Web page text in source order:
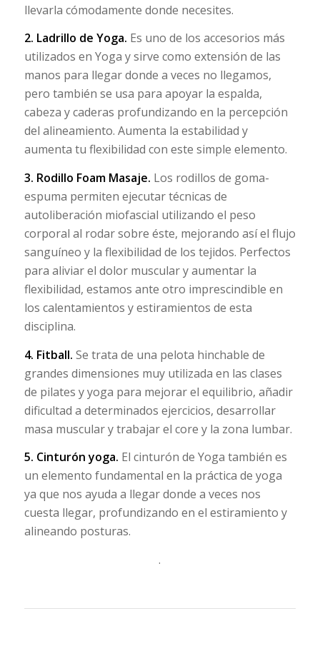
llevarla cómodamente donde necesites.
2. Ladrillo de Yoga. Es uno de los accesorios más
utilizados en Yoga y sirve como extensión de las
manos para llegar donde a veces no llegamos,
pero también se usa para apoyar la espalda,
cabeza y caderas profundizando en la percepción
del alineamiento. Aumenta la estabilidad y
aumenta tu flexibilidad con este simple elemento.
3. Rodillo Foam Masaje. Los rodillos de goma-
espuma permiten ejecutar técnicas de
autoliberación miofascial utilizando el peso
corporal al rodar sobre éste, mejorando así el flujo
sanguíneo y la flexibilidad de los tejidos. Perfectos
para aliviar el dolor muscular y aumentar la
flexibilidad, estamos ante otro imprescindible en
los calentamientos y estiramientos de esta
disciplina.
4. Fitball. Se trata de una pelota hinchable de
grandes dimensiones muy utilizada en las clases
de pilates y yoga para mejorar el equilibrio, añadir
dificultad a determinados ejercicios, desarrollar
masa muscular y trabajar el core y la zona lumbar.
5. Cinturón yoga. El cinturón de Yoga también es
un elemento fundamental en la práctica de yoga
ya que nos ayuda a llegar donde a veces nos
cuesta llegar, profundizando en el estiramiento y
alineando posturas.
.